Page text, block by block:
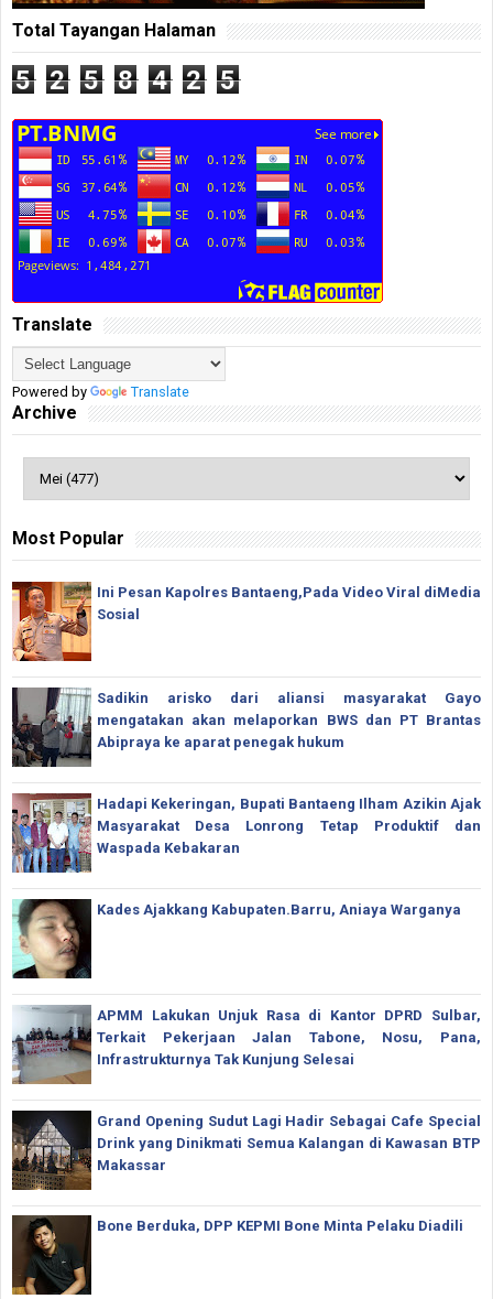
Total Tayangan Halaman
5 2 5 8 4 2 5
Translate
Powered by Translate
Archive
Most Popular
Ini Pesan Kapolres Bantaeng,Pada Video Viral diMedia
Sosial
Sadikin arisko dari aliansi masyarakat Gayo
mengatakan akan melaporkan BWS dan PT Brantas
Abipraya ke aparat penegak hukum
Hadapi Kekeringan, Bupati Bantaeng Ilham Azikin Ajak
Masyarakat Desa Lonrong Tetap Produktif dan
Waspada Kebakaran
Kades Ajakkang Kabupaten.Barru, Aniaya Warganya
APMM Lakukan Unjuk Rasa di Kantor DPRD Sulbar,
Terkait Pekerjaan Jalan Tabone, Nosu, Pana,
Infrastrukturnya Tak Kunjung Selesai
Grand Opening Sudut Lagi Hadir Sebagai Cafe Special
Drink yang Dinikmati Semua Kalangan di Kawasan BTP
Makassar
Bone Berduka, DPP KEPMI Bone Minta Pelaku Diadili